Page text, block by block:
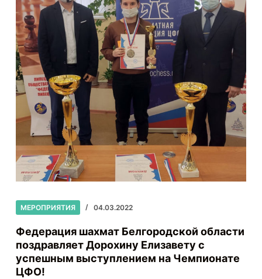
МЕРОПРИЯТИЯ 04.03.2022
Федерация шахмат Белгородской области
поздравляет Дорохину Елизавету с
успешным выступлением на Чемпионате
ЦФО!